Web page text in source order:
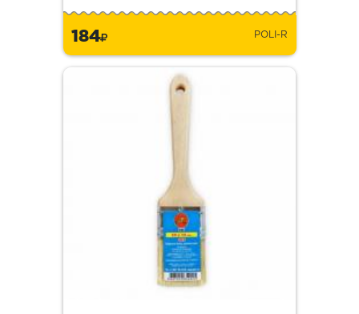
184 POLI-R